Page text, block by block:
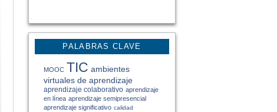
PALABRAS CLAVE
MOOC TIC ambientes
virtuales de aprendizaje
aprendizaje colaborativo aprendizaje
en línea aprendizaje semipresencial
aprendizaje significativo calidad